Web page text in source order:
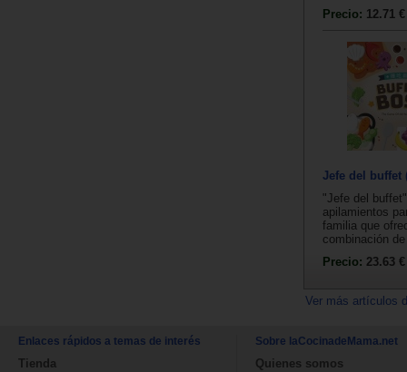
Precio: 12.71 €
Jefe del buffet
"Jefe del
apilamientos
familia que
combinación
Precio: 23.63 €
Ver más artículos
Enlaces rápidos a temas de interés
Tienda
Sobre laCocinadeMama.net
Quienes somos